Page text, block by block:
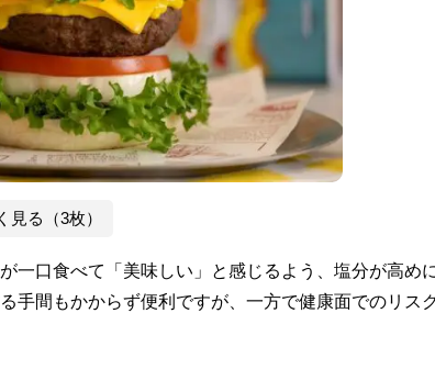
見る（3枚）
一口食べて「美味しい」と感じるよう、塩分が高め
手間もかからず便利ですが、一方で健康面でのリス